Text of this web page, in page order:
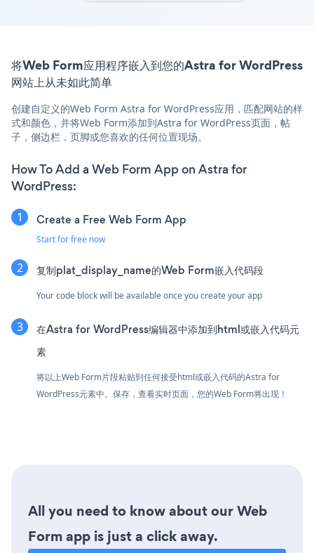
将Web Form应用程序嵌入到您的Astra for WordPress
网站上从未如此简单
创建自定义的Web Form Astra for WordPress应用，匹配网站的样
式和颜色，并将Web Form添加到Astra for WordPress页面，帖
子，侧边栏，页脚或您喜欢的任何位置现场。
How To Add a Web Form App on Astra for
WordPress:
Create a Free Web Form App
Start for free now
复制plat_display_name的Web Form嵌入代码段
Your code block will be available once you create your app
在Astra for WordPress编辑器中添加到html或嵌入代码元
素
将以上Web Form片段粘贴到任何接受html或嵌入代码的Astra for
WordPress元素中。保存，查看实时页面，您的Web Form将出现！
All you need to know about our Web
Form app is just a click away.